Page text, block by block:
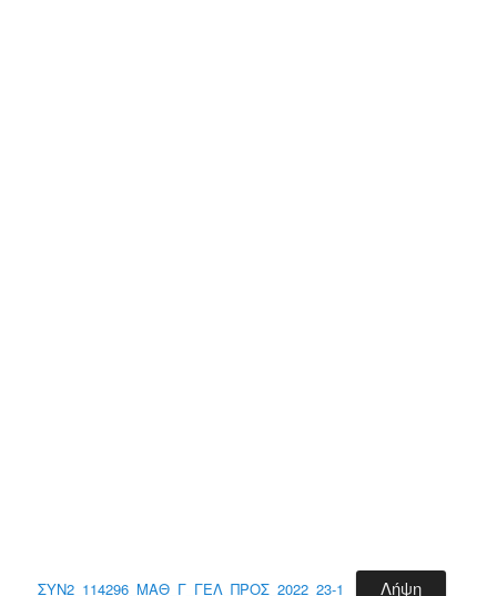
ΣΥΝ2_114296_ΜΑΘ_Γ_ΓΕΛ_ΠΡΟΣ_2022_23-1 Λήψη